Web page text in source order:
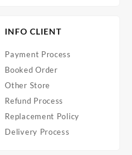
INFO CLIENT
Payment Process
Booked Order
Other Store
Refund Process
Replacement Policy
Delivery Process